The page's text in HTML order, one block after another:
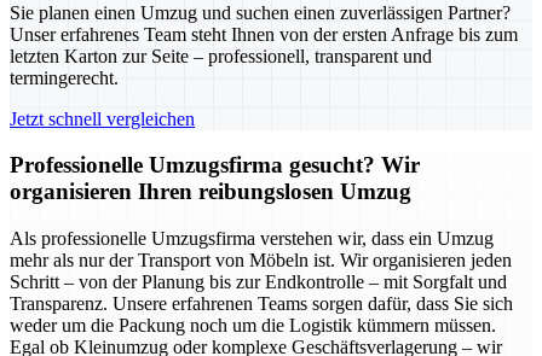
Sie planen einen Umzug und suchen einen zuverlässigen Partner?
Unser erfahrenes Team steht Ihnen von der ersten Anfrage bis zum
letzten Karton zur Seite – professionell, transparent und
termingerecht.
Jetzt schnell vergleichen
Professionelle Umzugsfirma gesucht? Wir
organisieren Ihren reibungslosen Umzug
Als professionelle Umzugsfirma verstehen wir, dass ein Umzug
mehr als nur der Transport von Möbeln ist. Wir organisieren jeden
Schritt – von der Planung bis zur Endkontrolle – mit Sorgfalt und
Transparenz. Unsere erfahrenen Teams sorgen dafür, dass Sie sich
weder um die Packung noch um die Logistik kümmern müssen.
Egal ob Kleinumzug oder komplexe Geschäftsverlagerung – wir